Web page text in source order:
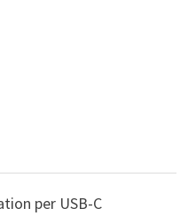
per USB-C